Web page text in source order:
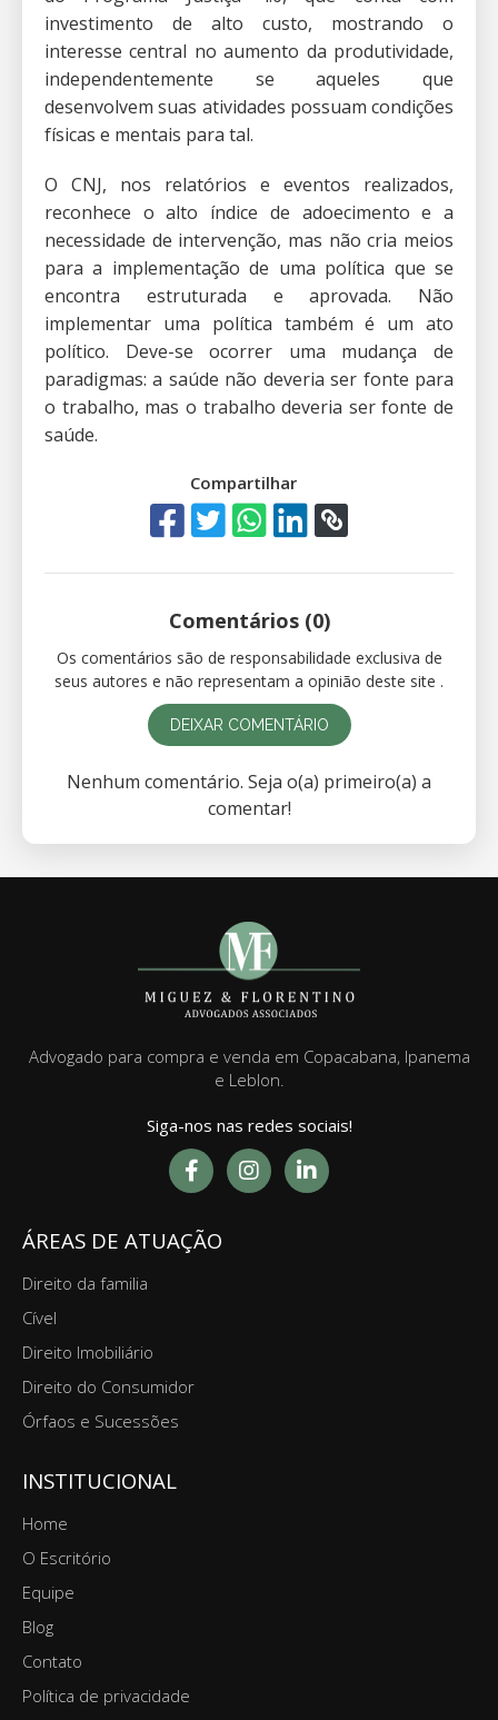
investimento de alto custo, mostrando o
interesse central no aumento da produtividade,
independentemente se aqueles que
desenvolvem suas atividades possuam condições
físicas e mentais para tal.
O CNJ, nos relatórios e eventos realizados,
reconhece o alto índice de adoecimento e a
necessidade de intervenção, mas não cria meios
para a implementação de uma política que se
encontra estruturada e aprovada. Não
implementar uma política também é um ato
político. Deve-se ocorrer uma mudança de
paradigmas: a saúde não deveria ser fonte para
o trabalho, mas o trabalho deveria ser fonte de
saúde.
Compartilhar
Comentários (0)
Os comentários são de responsabilidade exclusiva de
seus autores e não representam a opinião deste site .
DEIXAR COMENTÁRIO
Nenhum comentário. Seja o(a) primeiro(a) a
comentar!
Advogado para compra e venda em Copacabana, Ipanema
e Leblon.
Siga-nos nas redes sociais!
ÁREAS DE ATUAÇÃO
Direito da familia
Cível
Direito Imobiliário
Direito do Consumidor
Órfaos e Sucessões
INSTITUCIONAL
Home
O Escritório
Equipe
Blog
Contato
Política de privacidade